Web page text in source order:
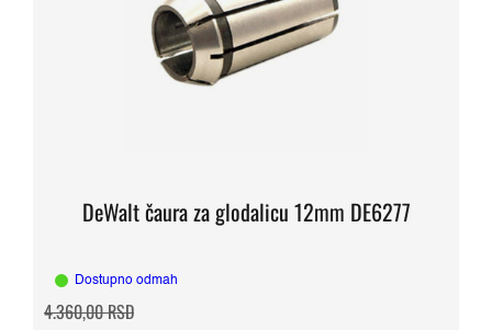
DeWalt čaura za glodalicu 12mm DE6277
Dostupno odmah
4.360,00RSDOriginalna
cena
Trenutna
cena